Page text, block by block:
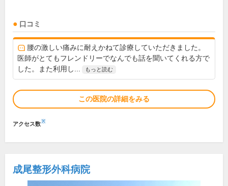
口コミ
腰の激しい痛みに耐えかねて診療していただきました。
医師がとてもフレンドリーでなんでも話を聞いてくれる方で
した。また利用し...
もっと読む
この医院の詳細をみる
アクセス数※
成尾整形外科病院